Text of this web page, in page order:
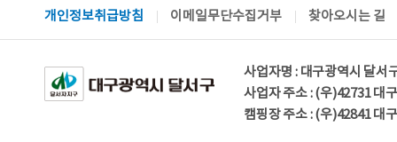
개인정보취급방침 이메일무단수집거부 찾아오시는 길
사업자명 : 대구광역시 달
사업자 주소 : (우)42731 대
캠핑장 주소 : (우)42841